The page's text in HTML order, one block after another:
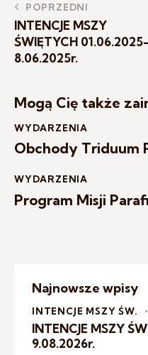
POPRZEDNI
INTENCJE MSZY
ŚWIĘTYCH 01.06.2025-
8.06.2025r.
Mogą Cię także
WYDARZENIA
Obchody Triduum
WYDARZENIA
Program Misji
Najnowsze wpisy
INTENCJE MSZY ŚW.
INTENCJE MSZY
9.08.2026r.